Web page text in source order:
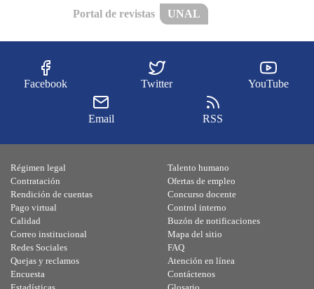
Portal de revistas UNAL
Facebook Twitter YouTube
Email RSS
Régimen legal
Contratación
Rendición de cuentas
Pago virtual
Calidad
Talento humano
Ofertas de empleo
Concurso docente
Control interno
Buzón de notificaciones
Correo institucional
Redes Sociales
Quejas y reclamos
Encuesta
Mapa del sitio
FAQ
Atención en línea
Contáctenos